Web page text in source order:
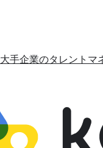
大手企業のタレントマ